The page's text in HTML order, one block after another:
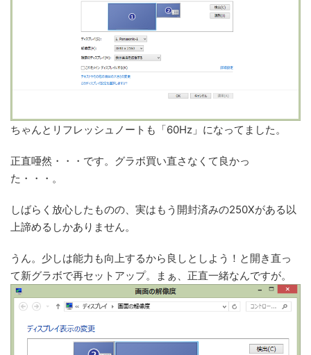
ちゃんとリフレッシュノートも「60Hz」になってました。
正直唖然・・・です。グラボ買い直さなくて良かっ
た・・・。
しばらく放心したものの、実はもう開封済みの250Xがある以
上諦めるしかありません。
うん。少しは能力も向上するから良しとしよう！と開き直っ
て新グラボで再セットアップ。まぁ、正直一緒なんですが。